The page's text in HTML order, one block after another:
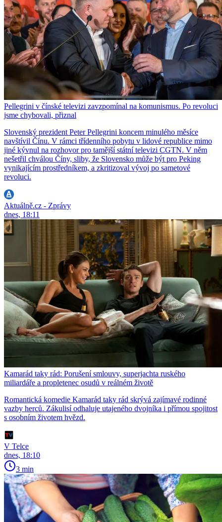
Pellegrini v čínské televizi zavzpomínal na komunismus. Po revoluci
jsme chybovali, přiznal
Slovenský prezident Peter Pellegrini koncem minulého měsíce
navštívil Čínu. V rámci třídenního pobytu v lidové republice mimo
jiné kývnul na rozhovor pro tamější státní televizi CGTN. V něm
nešetřil chválou Číny, sliby, že Slovensko může být pro Peking
vynikajícím prostředníkem, a zkritizoval vývoj po sametové
revoluci.
Aktuálně.cz - Zprávy
dnes, 18:11
Kamarád taky rád: Porušení smlouvy, superjachta ruského
miliardáře a propletenec osudů v reálném životě
Romantická komedie Kamarád taky rád skrývá zajímavé rodinné
vazby herců. Zákulisí odhaluje utajeného dvojníka i přímou spojitost
s osobním životem hvězd.
V Telce
dnes, 18:10
3 min